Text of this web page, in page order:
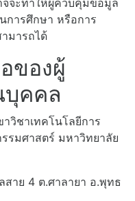
การศึกษา หรือการ
มารถได้
ของผู้
คคล
วิชาเทคโนโลยีการ
รมศาสตร์ มหาวิทยาลัย
ย 4 ต.ศาลายา อ.พุทธ